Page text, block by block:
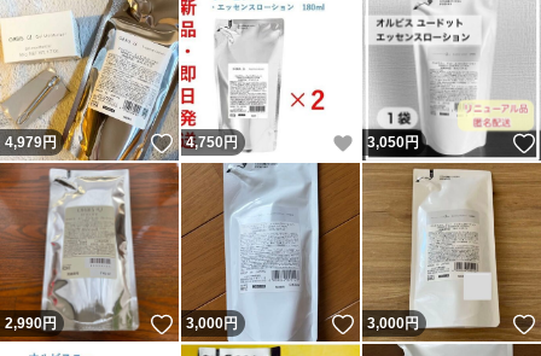
4,979円 いいね！
4,750 円 いいね！
3,050円
2,990円 いいね！
3,000円 いいね！
3,000円